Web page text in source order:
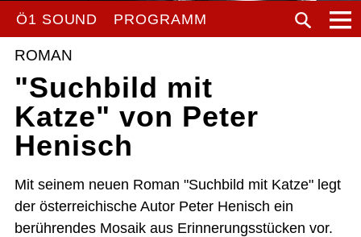
Ö1 SOUND PROGRAMM
ROMAN
"Suchbild mit
Katze" von Peter
Henisch
Mit seinem neuen Roman "Suchbild mit Katze" legt
der österreichische Autor Peter Henisch ein
berührendes Mosaik aus Erinnerungsstücken vor.